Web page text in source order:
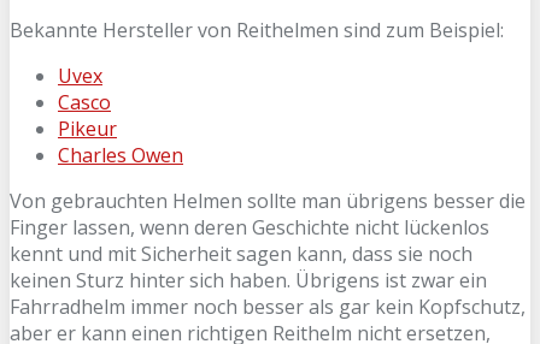
Bekannte Hersteller von Reithelmen sind zum Beispiel:
Uvex
Casco
Pikeur
Charles Owen
Von gebrauchten Helmen sollte man übrigens besser die
Finger lassen, wenn deren Geschichte nicht lückenlos
kennt und mit Sicherheit sagen kann, dass sie noch
keinen Sturz hinter sich haben. Übrigens ist zwar ein
Fahrradhelm immer noch besser als gar kein Kopfschutz,
aber er kann einen richtigen Reithelm nicht ersetzen,